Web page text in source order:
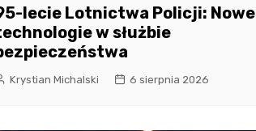
lecie Lotnictwa Policji: Nowe
w służbie
Krystian Michalski 6 sierpnia 2026